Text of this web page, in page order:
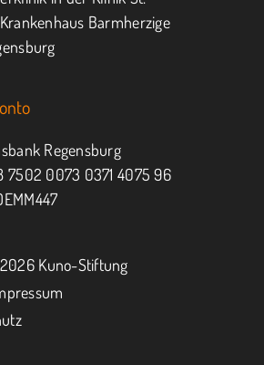
Barmherzige
Regensburg
7502 0073 0371 4075 96
2026 Kuno-Stiftung